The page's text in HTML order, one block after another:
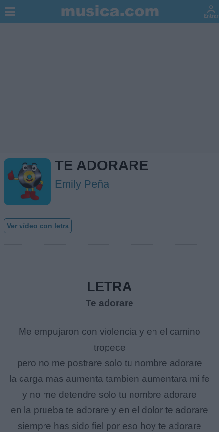
TE ADORARE
Emily Peña
Ver vídeo con letra
LETRA
Te adorare
Me empujaron con violencia y en el camino
tropece
pero no me postrare solo tu nombre adorare
la carga mas aumenta tambien aumentara mi fe
y no me detendre solo tu nombre adorare
en la prueba te adorare y en el dolor te adorare
siempre has sido fiel por eso hoy te adorare